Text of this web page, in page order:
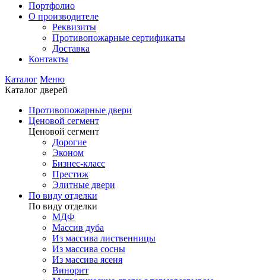
Портфолио
О производителе
Реквизиты
Противопожарные сертификаты
Доставка
Контакты
Каталог Меню
Каталог дверей
Противопожарные двери
Ценовой сегмент
Ценовой сегмент
Дорогие
Эконом
Бизнес-класс
Престиж
Элитные двери
По виду отделки
По виду отделки
МДФ
Массив дуба
Из массива лиственницы
Из массива сосны
Из массива ясеня
Винорит